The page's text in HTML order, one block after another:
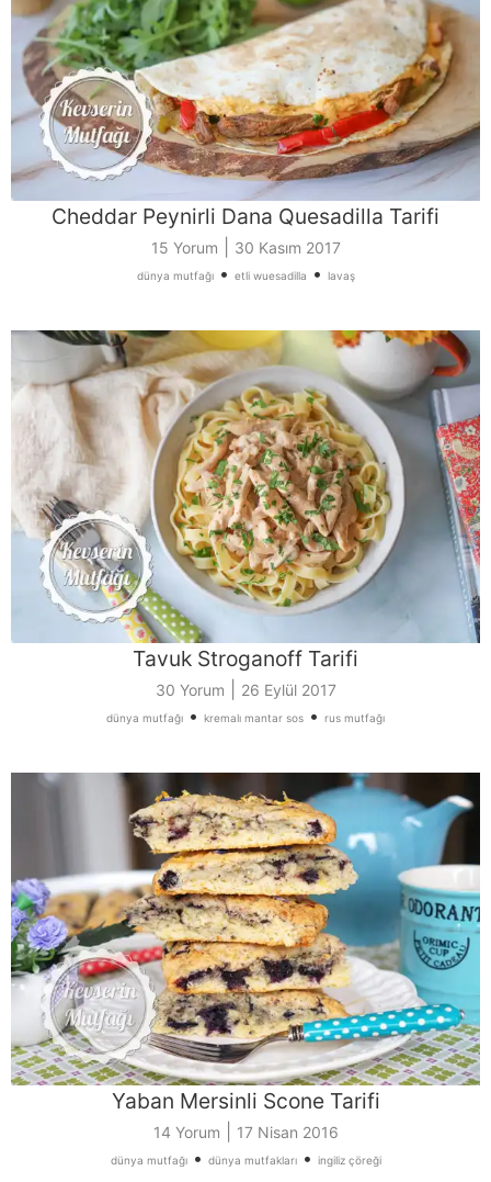
Cheddar Peynirli Dana Quesadilla Tarifi
15 Yorum 30 Kasım 2017
dünya mutfağı• etli wuesadilla • lavaş
Tavuk Stroganoff Tarifi
30 Yorum 26 Eylül 2017
dünya mutfağı • kremalı mantar sos • rus mutfağı
Yaban Mersinli Scone Tarifi
14 Yorum 17 Nisan 2016
dünya mutfağı• dünya mutfakları• ingiliz çöreği